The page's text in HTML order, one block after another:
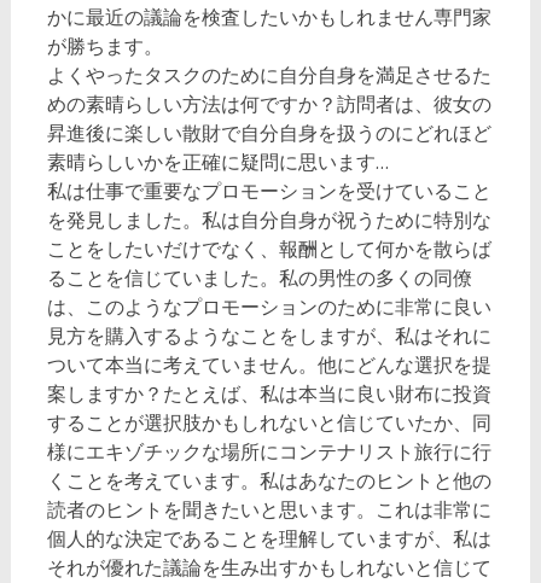
かに最近の議論を検査したいかもしれません専門家
が勝ちます。
よくやったタスクのために自分自身を満足させるた
めの素晴らしい方法は何ですか？訪問者は、彼女の
昇進後に楽しい散財で自分自身を扱うのにどれほど
素晴らしいかを正確に疑問に思います…
私は仕事で重要なプロモーションを受けていること
を発見しました。私は自分自身が祝うために特別な
ことをしたいだけでなく、報酬として何かを散らば
ることを信じていました。私の男性の多くの同僚
は、このようなプロモーションのために非常に良い
見方を購入するようなことをしますが、私はそれに
ついて本当に考えていません。他にどんな選択を提
案しますか？たとえば、私は本当に良い財布に投資
することが選択肢かもしれないと信じていたか、同
様にエキゾチックな場所にコンテナリスト旅行に行
くことを考えています。私はあなたのヒントと他の
読者のヒントを聞きたいと思います。これは非常に
個人的な決定であることを理解していますが、私は
それが優れた議論を生み出すかもしれないと信じて